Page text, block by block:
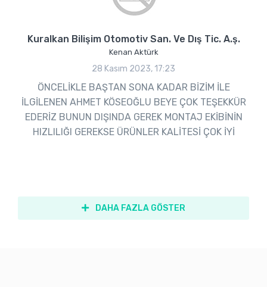
Kuralkan Bilişim Otomotiv San. Ve Dış Tic. A.ş.
Kenan Aktürk
28 Kasım 2023, 17:23
ÖNCELİKLE BAŞTAN SONA KADAR BİZİM İLE
İLGİLENEN AHMET KÖSEOĞLU BEYE ÇOK TEŞEKKÜR
EDERİZ BUNUN DIŞINDA GEREK MONTAJ EKİBİNİN
HIZLILIĞI GEREKSE ÜRÜNLER KALİTESİ ÇOK İYİ
DAHA FAZLA GÖSTER